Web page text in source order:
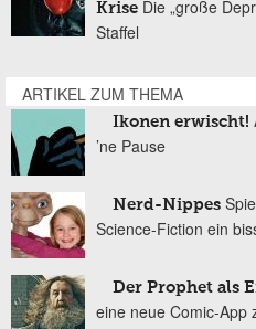
Krise Die „große
Staffel
ARTIKEL ZUM THEMA
Ikonen erwischt!
’ne Pause
Nerd-Nippes
Science-Fiction ein
Der Prophet als
eine neue Comic-App